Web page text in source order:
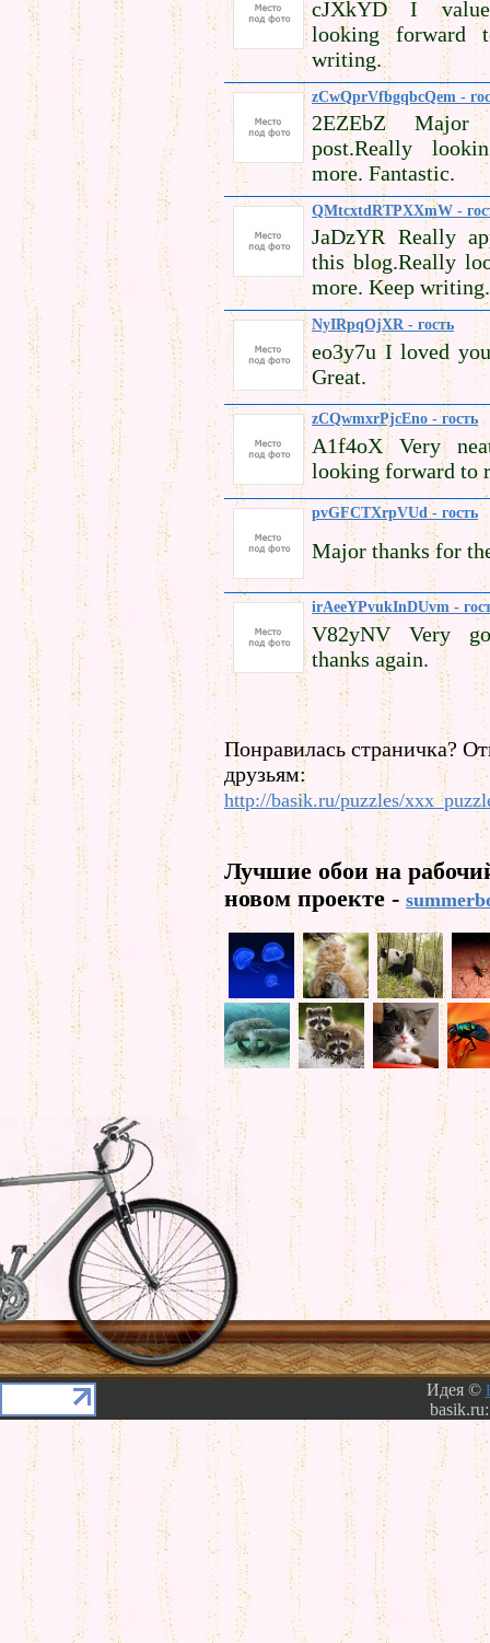
cJXkYD I
looking forward
writing.
zCwQprVfbgqbcQem -
2EZEbZ
post.Really
more. Fantastic.
QMtcxtdRTPXXmW -
JaDzYR Really
this blog.Really
more. Keep writing.
NyIRpqOjXR - гость
eo3y7u I loved
Great.
zCQwmxrPjcEno - гость
A1f4oX Very
looking forward to
pvGFCTXrpVUd - гость
Major thanks for
irAeeYPvukInDUvm -
V82yNV Very
thanks again.
Понравилась страничка?
друзьям:
http://basik.ru/puzzles/
Лучшие обои на
новом проекте -
Идея ©